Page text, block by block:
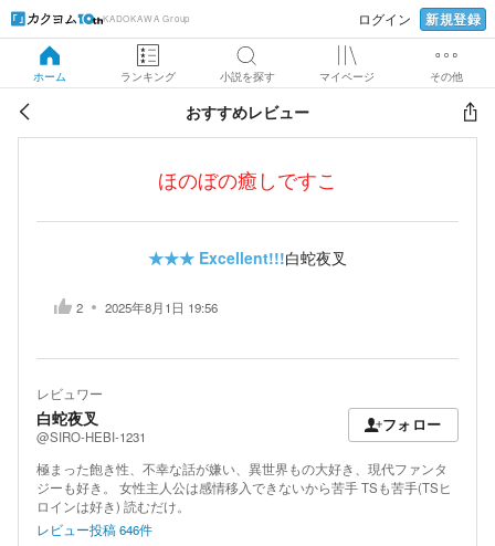
KADOKAWA Group ログイン 新規登録
ホーム ランキング 小説を探す マイページ その他
おすすめレビュー
ほのぼの癒しですこ
★★★ Excellent!!!白蛇夜叉
2 2025年8月1日 19:56
レビュワー
白蛇夜叉
@SIRO-HEBI-1231
フォロー
極まった飽き性、不幸な話が嫌い、異世界もの大好き、現代ファンタ
ジーも好き。 女性主人公は感情移入できないから苦手 TSも苦手(TSヒ
ロインは好き) 読むだけ。
レビュー投稿646件